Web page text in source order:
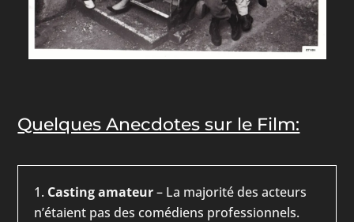
Quelques Anecdotes sur le Film:
Casting amateur– La majorité des acteurs
n’étaient pas des comédiens professionnels.